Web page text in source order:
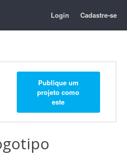
Login Cadastre-se
Publique um
projeto como
este